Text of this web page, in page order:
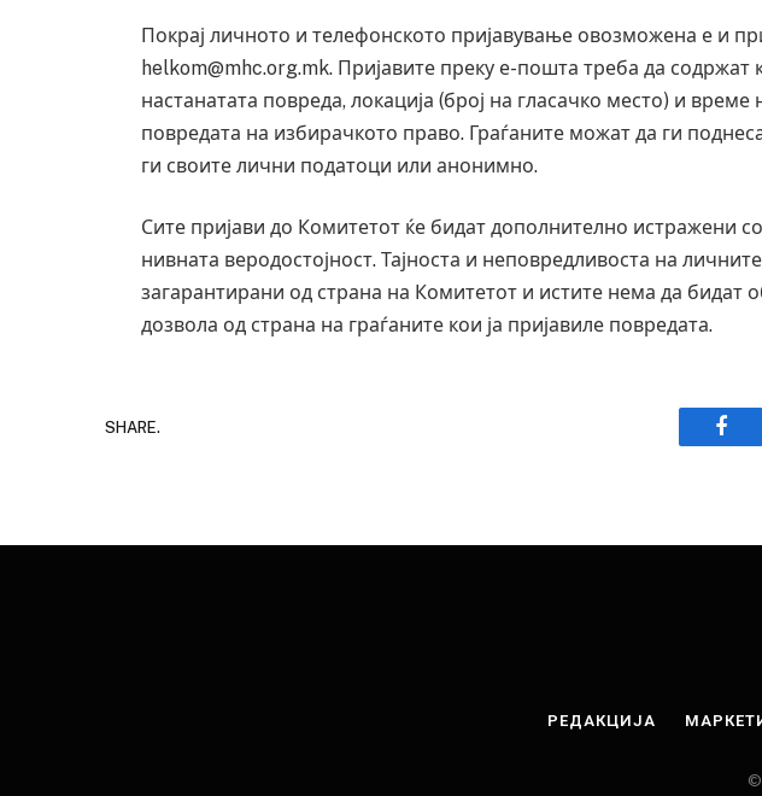
Покрај личното и телефонското пријавување овозможена е и
helkom@mhc.org.mk. Пријавите преку е-пошта треба да содржат
настанатата повреда, локација (број на гласачко место) и
повредата на избирачкото право. Граѓаните можат да ги
ги своите лични податоци или анонимно.
Сите пријави до Комитетот ќе бидат дополнително истражени
нивната веродостојност. Тајноста и неповредливоста на
загарантирани од страна на Комитетот и истите нема да бидат
дозвола од страна на граѓаните кои ја пријавиле повредата.
SHARE.
РЕДАКЦИЈА
©